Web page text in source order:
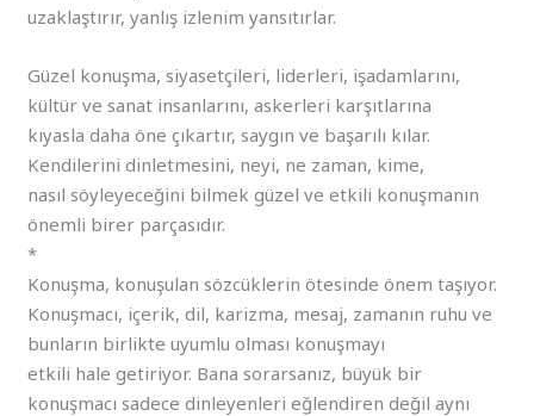
uzaklaştırır, yanlış izlenim yansıtırlar.
Güzel konuşma, siyasetçileri, liderleri, işadamlarını,
kültür ve sanat insanlarını, askerleri karşıtlarına
kıyasla daha öne çıkartır, saygın ve başarılı kılar.
Kendilerini dinletmesini, neyi, ne zaman, kime,
nasıl söyleyeceğini bilmek güzel ve etkili konuşmanın
önemli birer parçasıdır.
*
Konuşma, konuşulan sözcüklerin ötesinde önem taşıyor.
Konuşmacı, içerik, dil, karizma, mesaj, zamanın ruhu ve
bunların birlikte uyumlu olması konuşmayı
etkili hale getiriyor. Bana sorarsanız, büyük bir
konuşmacı sadece dinleyenleri eğlendiren değil aynı